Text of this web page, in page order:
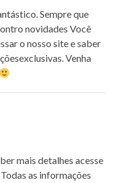
Sempre que
novidades Você
o nosso site e saber
Venha
mais detalhes acesse
as informações